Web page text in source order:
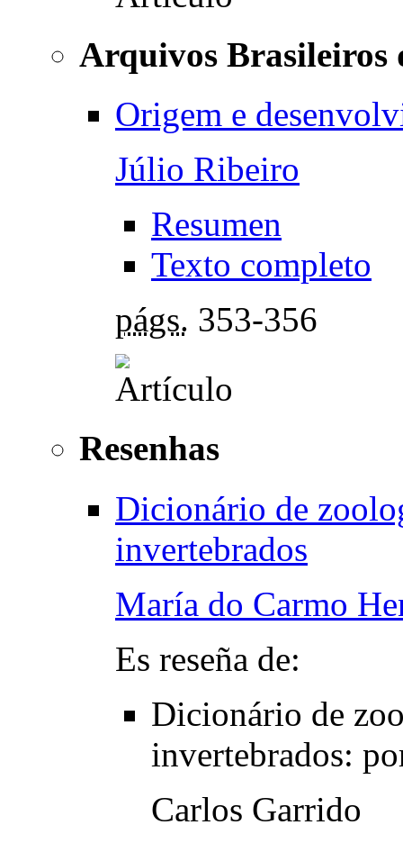
Arquivos Brasileiros
Origem e
Júlio Ribeiro
Resumen
Texto completo
págs. 353-356
Resenhas
Dicionário de
invertebrados
María do Carmo
Es reseña de:
Dicionário de
invertebrados:
Carlos Garrido